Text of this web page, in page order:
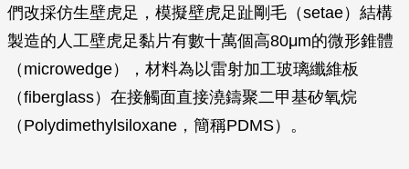
們改採仿生壁虎足，模擬壁虎足趾剛毛（setae）結構
製造的人工壁虎足黏片有數十萬個高80μm的微形錐體
（microwedge），材料為以雷射加工玻璃纖維板
（fiberglass）在接觸面直接澆鑄聚二甲基矽氧烷
（Polydimethylsiloxane，簡稱PDMS）。